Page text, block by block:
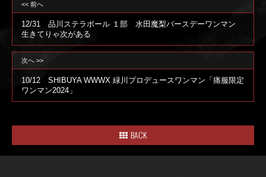
<< 前へ
12/31 品川ステラボール １部 水田魔梨バースデーワンマン
生きてりゃ次がある
次へ >>
10/12 SHIBUYA WWWX 緑川プロデュースワンマン「痛服限定
ワンマン2024」
BACK